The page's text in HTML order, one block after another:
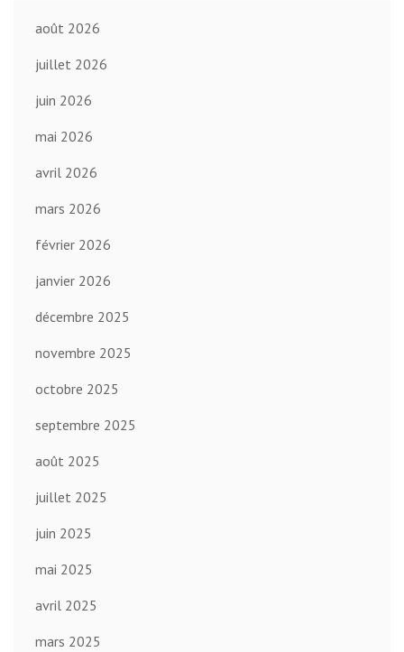
août 2026
juillet 2026
juin 2026
mai 2026
avril 2026
mars 2026
février 2026
janvier 2026
décembre 2025
novembre 2025
octobre 2025
septembre 2025
août 2025
juillet 2025
juin 2025
mai 2025
avril 2025
mars 2025